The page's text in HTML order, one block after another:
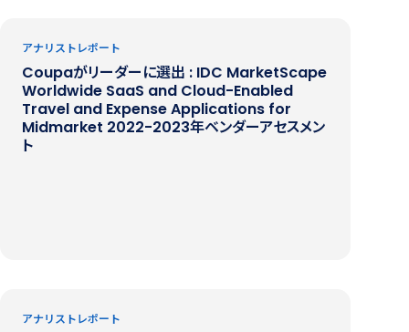
アナリストレポート
Coupaがリーダーに選出 : IDC MarketScape
Worldwide SaaS and Cloud-Enabled
Travel and Expense Applications for
Midmarket 2022-2023年ベンダーアセスメン
ト
アナリストレポート